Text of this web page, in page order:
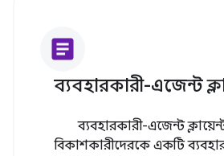
article
ব্যবহারকারী-এজেন্ট
ব্যবহারকারী-এজেন্ট
বিকাশকারীদেরকে একটি